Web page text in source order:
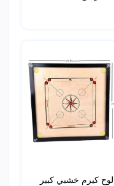
لوح كيرم خشبي كبير